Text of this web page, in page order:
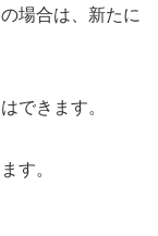
場合は、新たに
できます。
す。